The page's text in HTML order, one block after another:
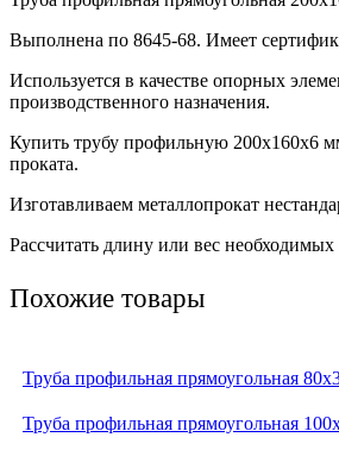
Выполнена по 8645-68. Имеет
Используется в качестве опорных
производственного назначения.
Купить трубу профильную 200х160х6
проката.
Изготавливаем металлопрокат
Рассчитать длину или вес
Похожие товары
Труба профильная прямоугольная
Труба профильная прямоугольная